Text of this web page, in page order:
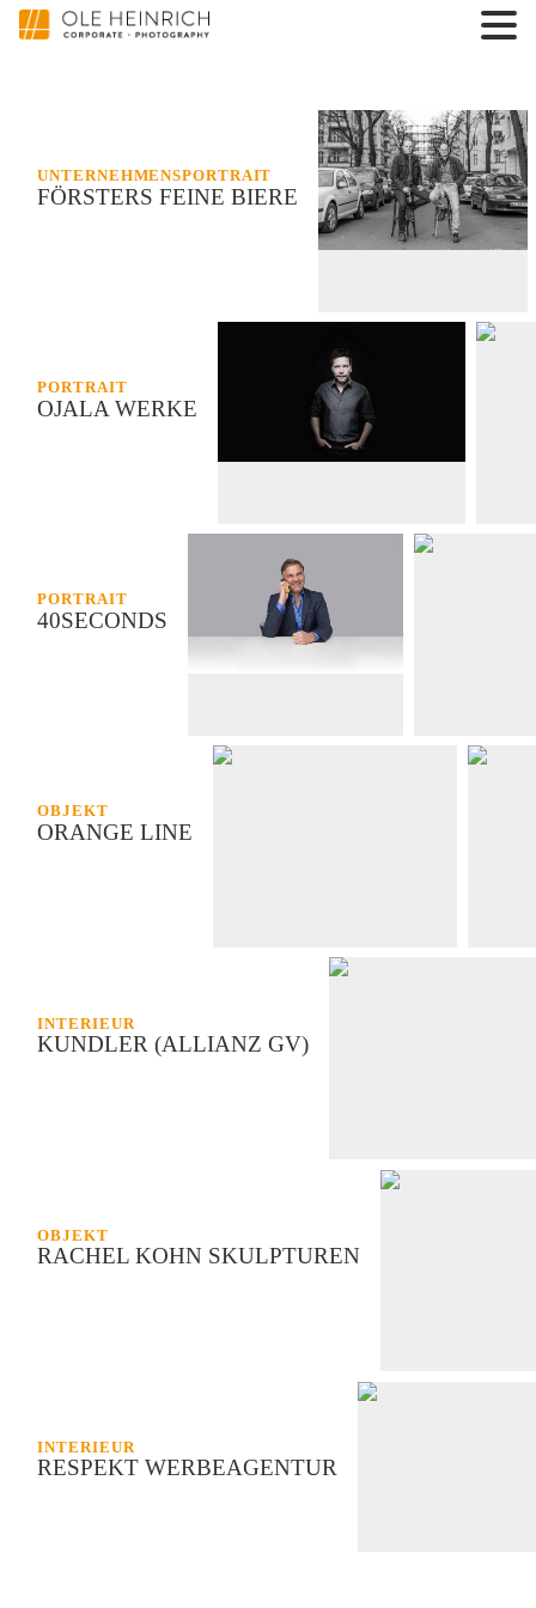
UNTERNEHMENSPORTRAIT
FÖRSTERS FEINE BIERE
PORTRAIT
OJALA WERKE
PORTRAIT
40SECONDS
OBJEKT
ORANGE LINE
INTERIEUR
KUNDLER (ALLIANZ GV)
OBJEKT
RACHEL KOHN SKULPTUREN
INTERIEUR
RESPEKT WERBEAGENTUR